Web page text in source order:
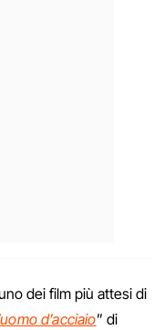
dei film più attesi di
d’acciaio” di